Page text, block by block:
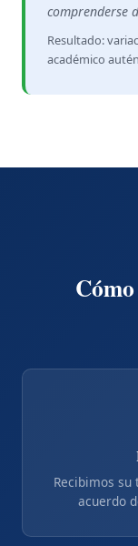
comprenderse
Resultado:
académico
Recibimos
acuerdo